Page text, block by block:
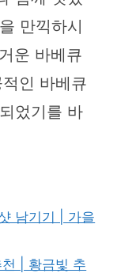
만끽하시
운 바베큐
인 바베큐
었기를 바
남기기 | 가을
| 황금빛 추